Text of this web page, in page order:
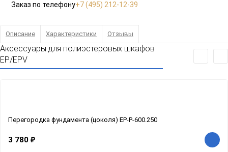
Заказ по телефону+7 (495) 212-12-39
Описание Характеристики Отзывы
Аксессуары для полиэстеровых шкафов
EP/EPV
Перегородка фундамента (цоколя) EP-P-600.250
3 780 ₽